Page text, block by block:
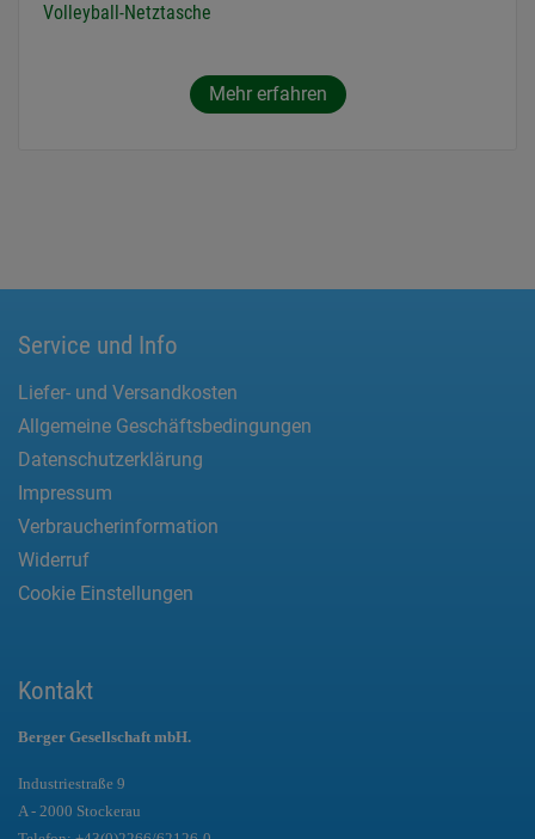
Volleyball-Netztasche
Mehr erfahren
Service und Info
Liefer- und Versandkosten
Allgemeine Geschäftsbedingungen
Datenschutzerklärung
Impressum
Verbraucherinformation
Widerruf
Cookie Einstellungen
Kontakt
Berger Gesellschaft mbH.
Industriestraße 9
A - 2000 Stockerau